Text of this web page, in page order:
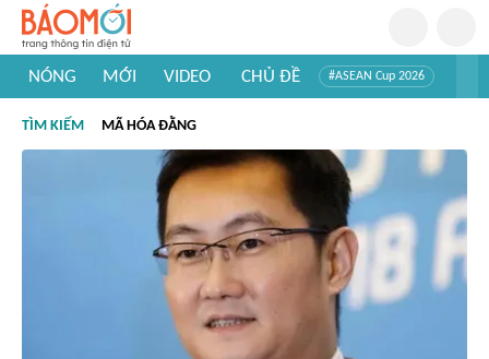
NÓNG MỚI VIDEO CHỦ ĐỀ #ASEAN Cup 2026
#Khám phá thế giới
TÌM KIẾM MÃ HÓA ĐẰNG